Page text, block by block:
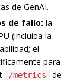
de GenAI.
de fallo: la
(incluida la
el
para
/metrics
de